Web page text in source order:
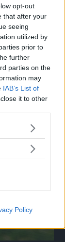
opt-out
that after your
seeing
utilized by
prior to
further
parties on the
may
IAB’s List of
it to other
Google
may click to
Google
Policy